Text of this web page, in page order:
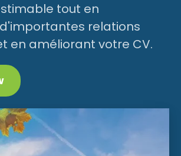
tout en
relations
en améliorant votre CV.